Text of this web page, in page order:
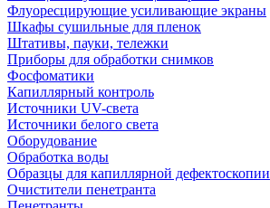
Флуоресцирующие усиливающие экраны
Шкафы сушильные для пленок
Штативы, пауки, тележки
Приборы для обработки снимков
Фосфоматики
Капиллярный контроль
Источники UV-света
Источники белого света
Оборудование
Обработка воды
Образцы для капиллярной дефектоскопии
Очистители пенетранта